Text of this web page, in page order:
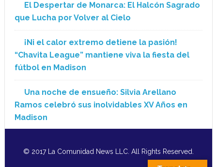
El Despertar de Monarca: El Halcón Sagrado
que Lucha por Volver al Cielo
¡Ni el calor extremo detiene la pasión!
“Chavita League” mantiene viva la fiesta del
fútbol en Madison
Una noche de ensueño: Silvia Arellano
Ramos celebró sus inolvidables XV Años en
Madison
© 2017 La Comunidad News LLC. All Rights Reserved.